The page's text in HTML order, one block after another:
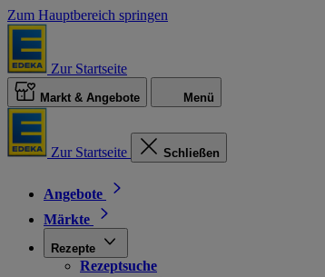
Zum Hauptbereich springen
Zur Startseite
Markt & Angebote Menü
Zur Startseite Schließen
Angebote
Märkte
Rezepte
Rezeptsuche